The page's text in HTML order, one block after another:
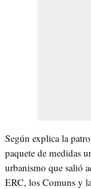
Según explica la
paquete de medidas
urbanismo que salió
ERC, los Comuns y